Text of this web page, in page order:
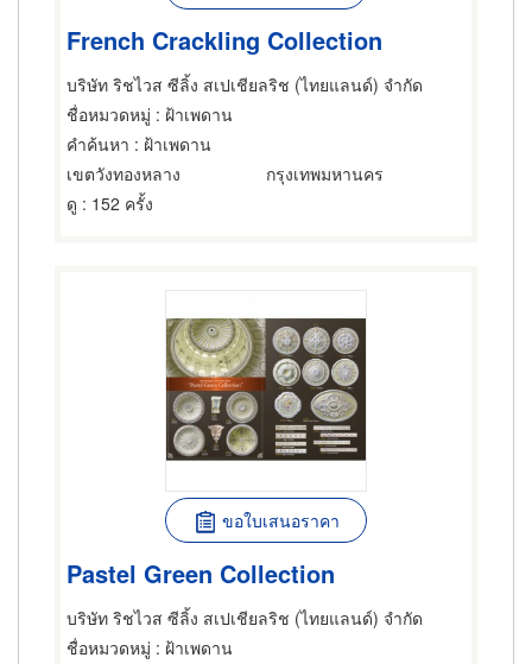
French Crackling Collection
บริษัท ริชไวส ซีลิ้ง สเปเชียลริช (ไทยแลนด์) จำกัด
ชื่อหมวดหมู่ : ฝ้าเพดาน
คำค้นหา : ฝ้าเพดาน
เขตวังทองหลาง
กรุงเทพมหานคร
ดู : 152 ครั้ง
ขอใบเสนอราคา
Pastel Green Collection
บริษัท ริชไวส ซีลิ้ง สเปเชียลริช (ไทยแลนด์) จำกัด
ชื่อหมวดหมู่ : ฝ้าเพดาน